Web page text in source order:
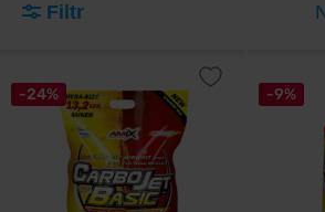
Filtr
-24% -9%